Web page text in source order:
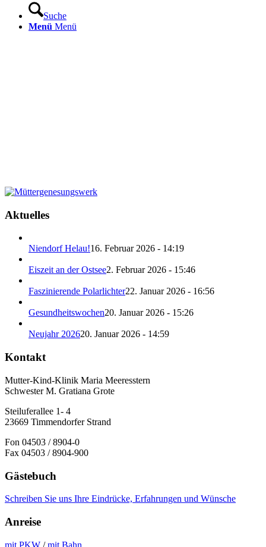
Suche
Menü Menü
Aktuelles
Niendorf Helau!16. Februar 2026 - 14:19
Eiszeit an der Ostsee2. Februar 2026 - 15:46
Faszinierende Polarlichter22. Januar 2026 - 16:56
Gesundheitswochen20. Januar 2026 - 15:26
Neujahr 202620. Januar 2026 - 14:59
Kontakt
Mutter-Kind-Klinik Maria Meeresstern
Schwester M. Gratiana Grote
Steiluferallee 1- 4
23669 Timmendorfer Strand
Fon 04503 / 8904-0
Fax 04503 / 8904-900
Gästebuch
Schreiben Sie uns Ihre Eindrücke, Erfahrungen und Wünsche
Anreise
mit PKW /mit Bahn